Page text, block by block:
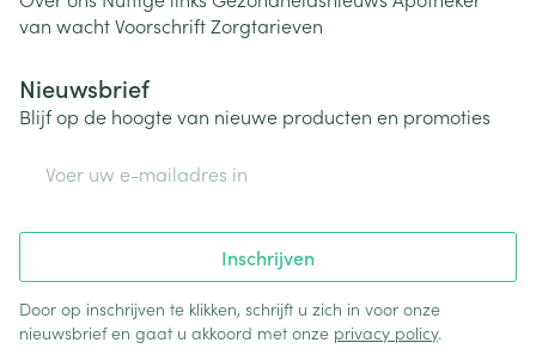
van wachtVoorschriftZorgtarieven
Nieuwsbrief
Blijf op de hoogte van nieuwe producten en promoties
Inschrijven
Door op inschrijven te klikken, schrijft u zich in voor onze
nieuwsbrief en gaat u akkoord met onze privacy policy.